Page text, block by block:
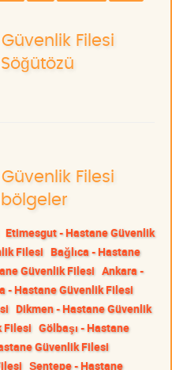
Filesi
Filesi
Etimesgut - Hastane Güvenlik
Filesi Bağlıca - Hastane
Güvenlik Filesi Ankara -
- Hastane Güvenlik Filesi
Dikmen - Hastane Güvenlik
Filesi Gölbaşı - Hastane
Güvenlik Filesi
Şentepe - Hastane